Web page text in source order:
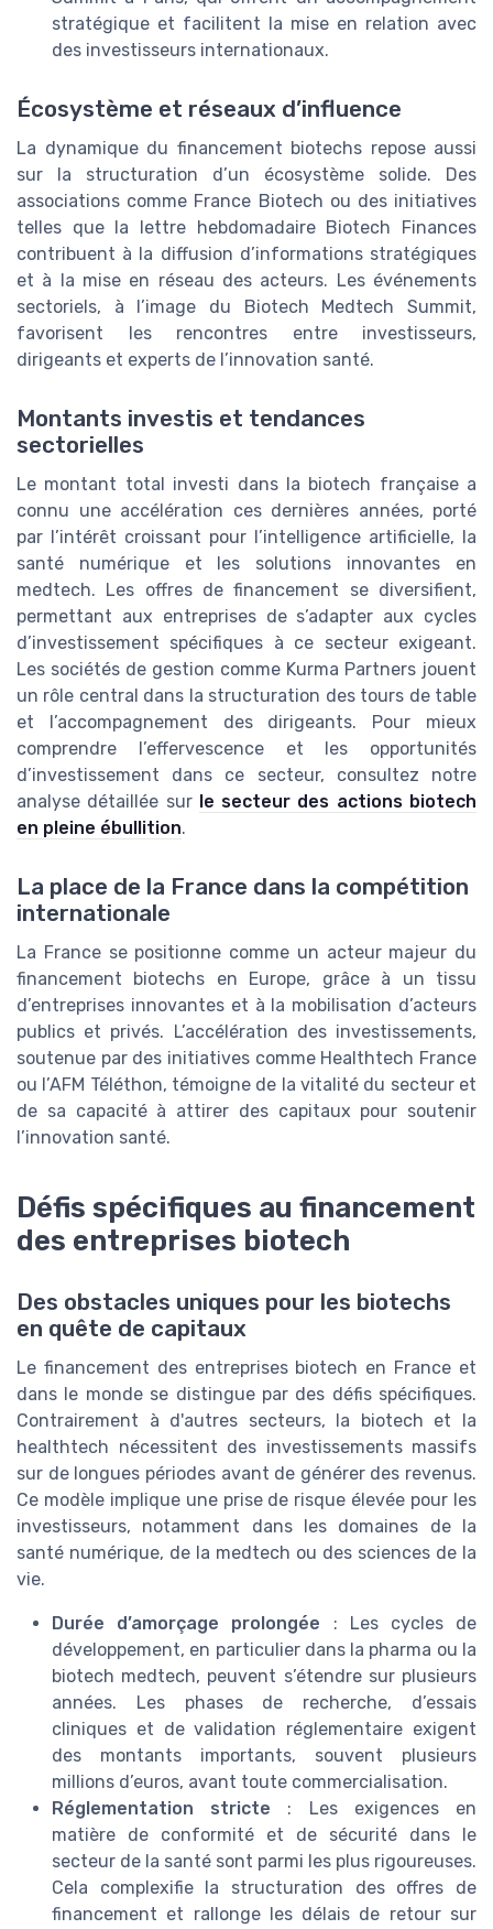
stratégique et facilitent la mise en relation avec
des investisseurs internationaux.
Écosystème et réseaux d’influence
La dynamique du financement biotechs repose aussi
sur la structuration d’un écosystème solide. Des
associations comme France Biotech ou des initiatives
telles que la lettre hebdomadaire Biotech Finances
contribuent à la diffusion d’informations stratégiques
et à la mise en réseau des acteurs. Les événements
sectoriels, à l’image du Biotech Medtech Summit,
favorisent les rencontres entre investisseurs,
dirigeants et experts de l’innovation santé.
Montants investis et tendances
sectorielles
Le montant total investi dans la biotech française a
connu une accélération ces dernières années, porté
par l’intérêt croissant pour l’intelligence artificielle, la
santé numérique et les solutions innovantes en
medtech. Les offres de financement se diversifient,
permettant aux entreprises de s’adapter aux cycles
d’investissement spécifiques à ce secteur exigeant.
Les sociétés de gestion comme Kurma Partners jouent
un rôle central dans la structuration des tours de table
et l’accompagnement des dirigeants. Pour mieux
comprendre l’effervescence et les opportunités
d’investissement dans ce secteur, consultez notre
analyse détaillée sur le secteur des actions biotech
en pleine ébullition.
La place de la France dans la compétition
internationale
La France se positionne comme un acteur majeur du
financement biotechs en Europe, grâce à un tissu
d’entreprises innovantes et à la mobilisation d’acteurs
publics et privés. L’accélération des investissements,
soutenue par des initiatives comme Healthtech France
ou l’AFM Téléthon, témoigne de la vitalité du secteur et
de sa capacité à attirer des capitaux pour soutenir
l’innovation santé.
Défis spécifiques au financement
des entreprises biotech
Des obstacles uniques pour les biotechs
en quête de capitaux
Le financement des entreprises biotech en France et
dans le monde se distingue par des défis spécifiques.
Contrairement à d'autres secteurs, la biotech et la
healthtech nécessitent des investissements massifs
sur de longues périodes avant de générer des revenus.
Ce modèle implique une prise de risque élevée pour les
investisseurs, notamment dans les domaines de la
santé numérique, de la medtech ou des sciences de la
vie.
Durée d’amorçage prolongée : Les cycles de
développement, en particulier dans la pharma ou la
biotech medtech, peuvent s’étendre sur plusieurs
années. Les phases de recherche, d’essais
cliniques et de validation réglementaire exigent
des montants importants, souvent plusieurs
millions d’euros, avant toute commercialisation.
Réglementation stricte : Les exigences en
matière de conformité et de sécurité dans le
secteur de la santé sont parmi les plus rigoureuses.
Cela complexifie la structuration des offres de
financement et rallonge les délais de retour sur